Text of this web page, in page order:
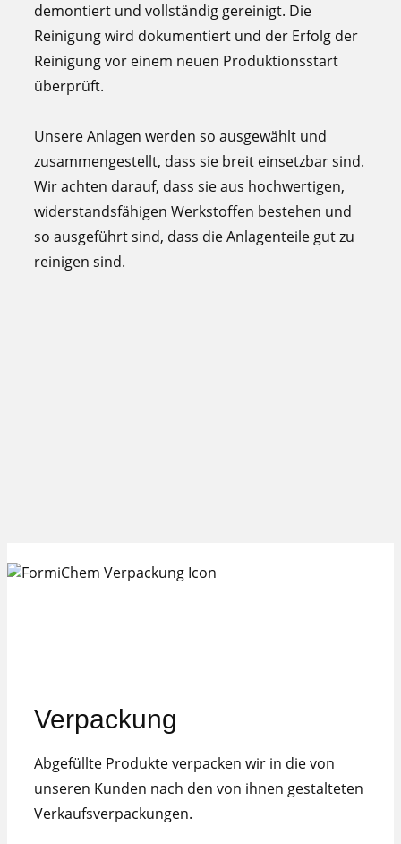
demontiert und vollständig gereinigt. Die
Reinigung wird dokumentiert und der Erfolg der
Reinigung vor einem neuen Produktionsstart
überprüft.
Unsere Anlagen werden so ausgewählt und
zusammengestellt, dass sie breit einsetzbar sind.
Wir achten darauf, dass sie aus hochwertigen,
widerstandsfähigen Werkstoffen bestehen und
so ausgeführt sind, dass die Anlagenteile gut zu
reinigen sind.
Verpackung
Abgefüllte Produkte verpacken wir in die von
unseren Kunden nach den von ihnen gestalteten
Verkaufsverpackungen.